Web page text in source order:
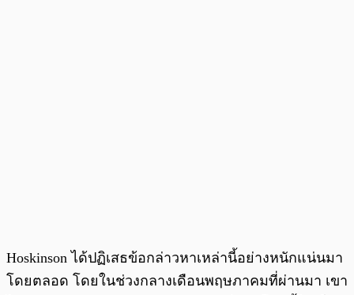
Hoskinson ได้ปฏิเสธข้อกล่าวหาเหล่านี้อย่างหนักแน่นมา
โดยตลอด โดยในช่วงกลางเดือนพฤษภาคมที่ผ่านมา เขา